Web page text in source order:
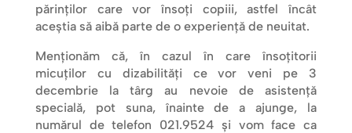
părinților care vor însoți copiii, astfel încât
aceștia să aibă parte de o experiență de neuitat.
Menționăm că, în cazul în care însoțitorii
micuților cu dizabilități ce vor veni pe 3
decembrie la târg au nevoie de asistență
specială, pot suna, înainte de a ajunge, la
numărul de telefon 021.9524 și vom face ca